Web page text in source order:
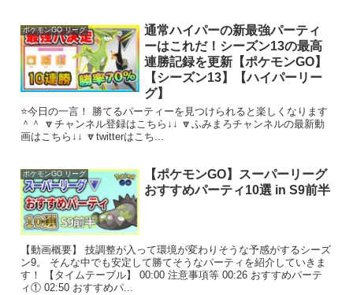
ポケモンGO リーグ
通常ハイパーの新最強パーティ
ーはこれだ！シーズン13の最高
連勝記録を更新【ポケモンGO】
【シーズン13】【ハイパーリー
グ】
⭐今日の一言！ 勝てるパーティーを見つけられると楽しくなります
＾＾ 🔽チャンネル登録はこちら↓↓ 🔽ふみまろチャンネルの最新動
画はこちら↓↓ 🔽twitterはこち...
ポケモンGO リーグ
【ポケモンGO】スーパーリーグ
おすすめパーティ10選 in S9前半
【動画概要】 技調整が入って環境が変わりそうな予感がするシーズ
ン9。 そんな中でも安定して勝てそうなパーティを紹介していきま
す！ 【タイムテーブル】 00:00​​​ 注意事項等 00:26 おすすめパーテ
ィ① 02:50 おすすめパ...